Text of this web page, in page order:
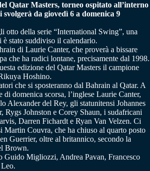
Qatar Masters, torneo ospitato all’interno
da giovedì 6 a domenica 9
otto della serie “International Swing”, una
è stato suddiviso il calendario.
di Laurie Canter, che proverà a bissare
che ha radici lontane, precisamente dal 1998.
edizione del Qatar Masters il campione
Hoshino.
che si sposteranno dal Bahrain al Qatar. A
domenica scorsa, l’inglese Laurie Canter,
Alexander del Rey, gli statunitensi Johannes
Rygs Johnston e Corey Shaun, i sudafricani
Darren Fichardt e Ryan Van Velzen. Ci
Martin Couvra, che ha chiuso al quarto posto
Guerrier, oltre al britannico, secondo la
Brown.
Guido Migliozzi, Andrea Pavan, Francesco